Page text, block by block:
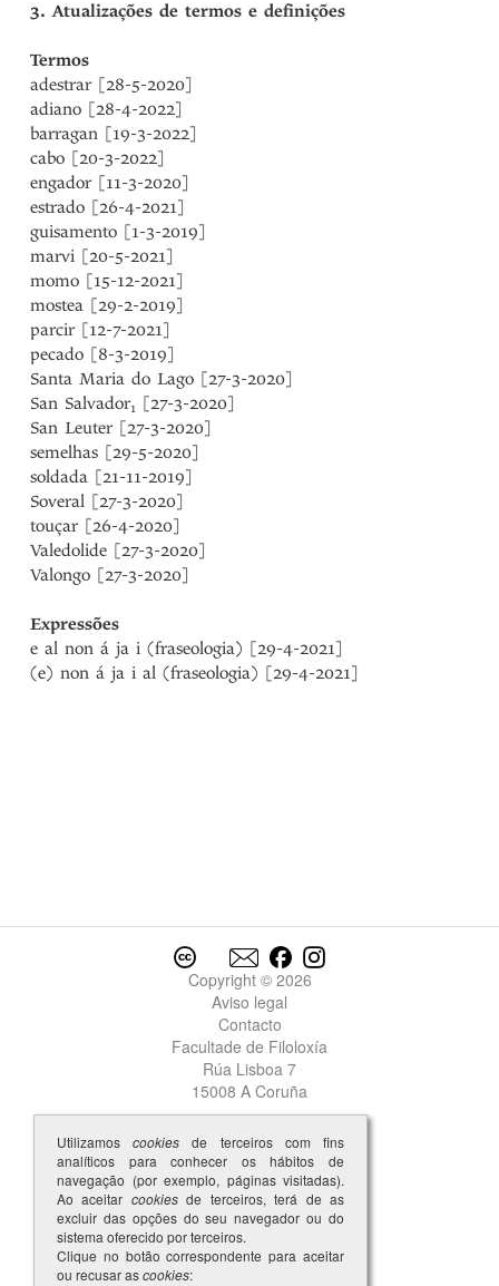
3. Atualizações de termos e definições
Termos
adestrar [28-5-2020]
adiano [28-4-2022]
barragan [19-3-2022]
cabo [20-3-2022]
engador [11-3-2020]
estrado [26-4-2021]
guisamento [1-3-2019]
marvi [20-5-2021]
momo [15-12-2021]
mostea [29-2-2019]
parcir [12-7-2021]
pecado [8-3-2019]
Santa Maria do Lago [27-3-2020]
San Salvador1 [27-3-2020]
San Leuter [27-3-2020]
semelhas [29-5-2020]
soldada [21-11-2019]
Soveral [27-3-2020]
touçar [26-4-2020]
Valedolide [27-3-2020]
Valongo [27-3-2020]
Expressões
e al non á ja i (fraseologia) [29-4-2021]
(e) non á ja i al (fraseologia) [29-4-2021]
Copyright © 2026
Aviso legal
Contacto
Facultade de Filoloxía
Rúa Lisboa 7
15008 A Coruña
Utilizamoscookies de terceiros com fins
analíticos para conhecer os hábitos de
navegação (por exemplo, páginas visitadas).
Ao aceitar cookiesde terceiros, terá de as
excluir das opções do seu navegador ou do
sistema oferecido por terceiros.
Clique no botão correspondente para aceitar
ou recusar ascookies: